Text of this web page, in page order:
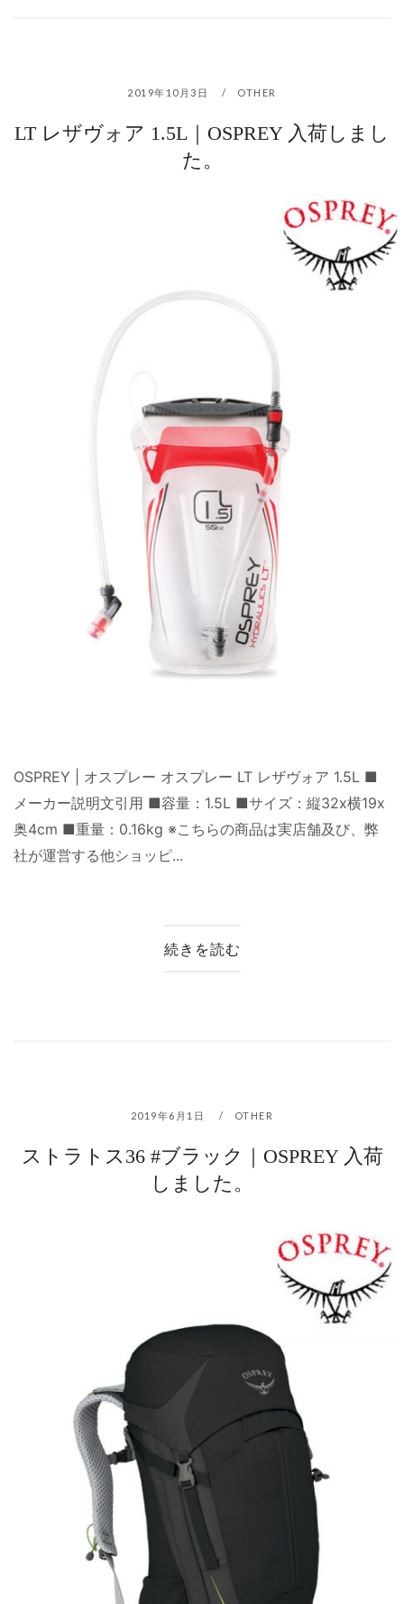
2019年10月3日 OTHER
LT レザヴォア 1.5L｜OSPREY 入荷しまし
た。
OSPREY | オスプレー オスプレー LT レザヴォア 1.5L ■
メーカー説明文引用 ■容量：1.5L ■サイズ：縦32x横19x
奥4cm ■重量：0.16kg ※こちらの商品は実店舗及び、弊
社が運営する他ショッピ...
続きを読む
2019年6月1日 OTHER
ストラトス36 #ブラック｜OSPREY 入荷
しました。